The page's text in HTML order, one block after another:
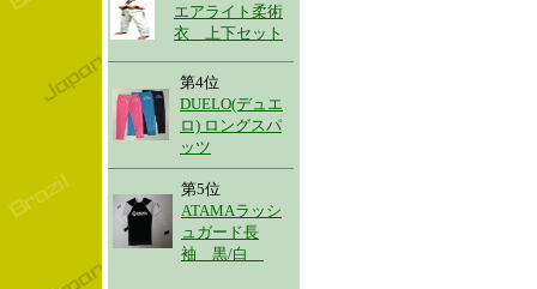
エアライト柔術
衣 上下セット
第4位
DUELO(デュエ
ロ) ロングスパ
ッツ
第5位
ATAMAラッシ
ュガード長
袖 黒/白